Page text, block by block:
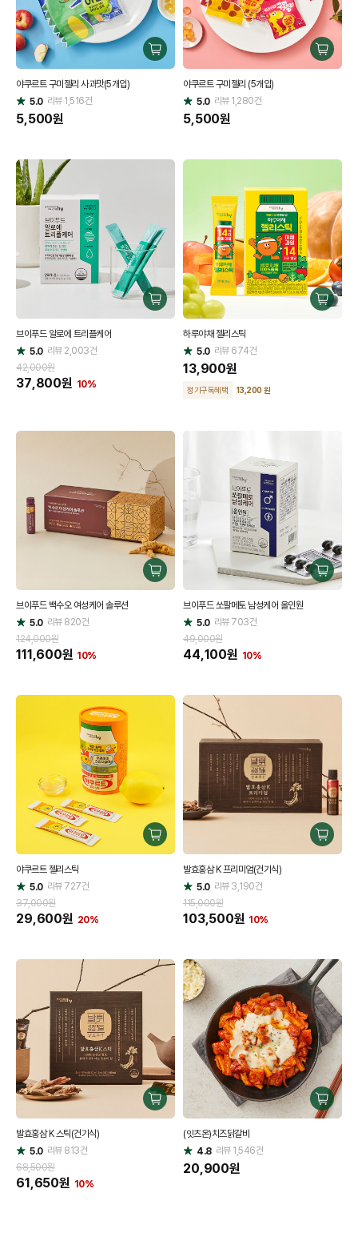
구
매
야쿠르트 구미젤리 사과맛(5개입)
별
점
5.0 리뷰1,516건
5,500원
구
매
야쿠르트 구미젤리 (5개입)
별
점
5.0 리뷰1,280건
5,500원
구
매
브이푸드 알로에 트리플케어
별
점
5.0 리뷰2,003건
42,000원
37,800원 10%
구
하루야채 젤리스틱
별
점
5.0 리뷰674건
13,900원
정기구독혜택 13,200 원
구
매
브이푸드 백수오 여성케어 솔루션
별
점
5.0 리뷰820건
124,000원
111,600원 10%
구
매
브이푸드 쏘팔메토 남성케어 올인원
별
점
5.0 리뷰703건
49,000원
44,100원 10%
구
매
야쿠르트 젤리스틱
별
점
5.0 리뷰727건
37,000원
29,600원 20%
구
매
발효홍삼 K 프리미엄(건기식)
별
점
5.0 리뷰3,190건
115,000원
103,500원 10%
구
매
발효홍삼 K 스틱(건기식)
별
점
5.0 리뷰813건
68,500원
61,650원 10%
구
매
(잇츠온)치즈닭갈비
별
점
4.8 리뷰1,546건
20,900원